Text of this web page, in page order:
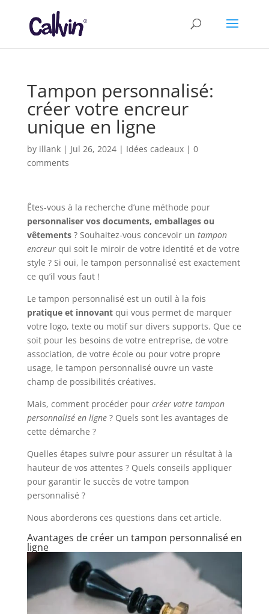
Tampon personnalisé:
créer votre encreur
unique en ligne
by illank| Jul 26, 2024| Idées cadeaux| 0
comments
Êtes-vous à la recherche d’une méthode pour
personnaliser vos documents, emballages ou
vêtements? Souhaitez-vous concevoir un tampon
encreurqui soit le miroir de votre identité et de votre
style ? Si oui, le tampon personnalisé est exactement
ce qu’il vous faut !
Le tampon personnalisé est un outil à la fois
pratique et innovantqui vous permet de marquer
votre logo, texte ou motif sur divers supports. Que ce
soit pour les besoins de votre entreprise, de votre
association, de votre école ou pour votre propre
usage, le tampon personnalisé ouvre un vaste
champ de possibilités créatives.
Mais, comment procéder pour créer votre tampon
personnalisé en ligne? Quels sont les avantages de
cette démarche ?
Quelles étapes suivre pour assurer un résultat à la
hauteur de vos attentes ? Quels conseils appliquer
pour garantir le succès de votre tampon
personnalisé ?
Nous aborderons ces questions dans cet article.
Avantages de créer un tampon personnalisé en
ligne